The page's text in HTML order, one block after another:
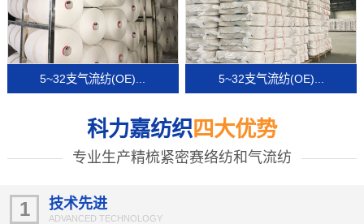
5~32支气流纺(OE)... 5~32支气流纺(OE)...
科力嘉纺织四大优势
专业生产精梳紧密赛络纺和气流纺
1 技术先进
ADVANCED TECHNOLOGY